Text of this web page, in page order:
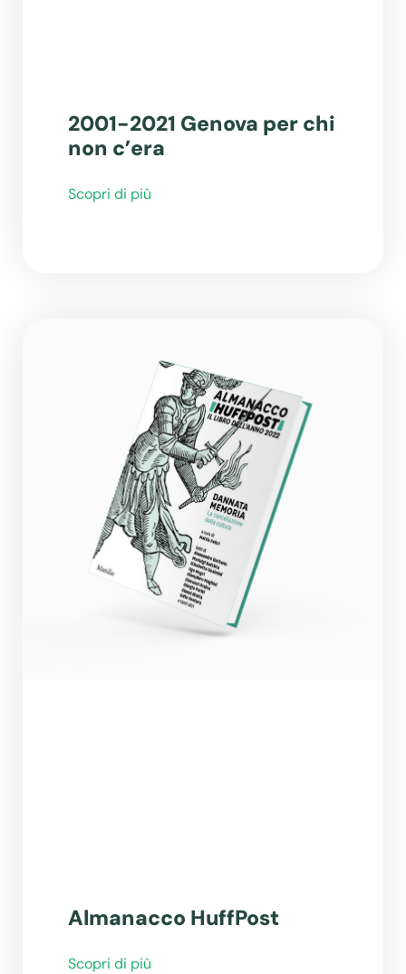
2001-2021 Genova per chi
non c’era
Scopri di più
Almanacco HuffPost
Scopri di più